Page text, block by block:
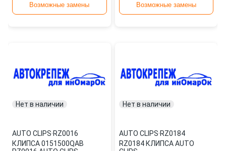
Возможные замены Возможные замены
Нет в наличии
AUTO CLIPS·RZ0016
КЛИПСА 0151500QAB
Нет в наличии
AUTO CLIPS·RZ0184
RZ0184 КЛИПСА AUTO